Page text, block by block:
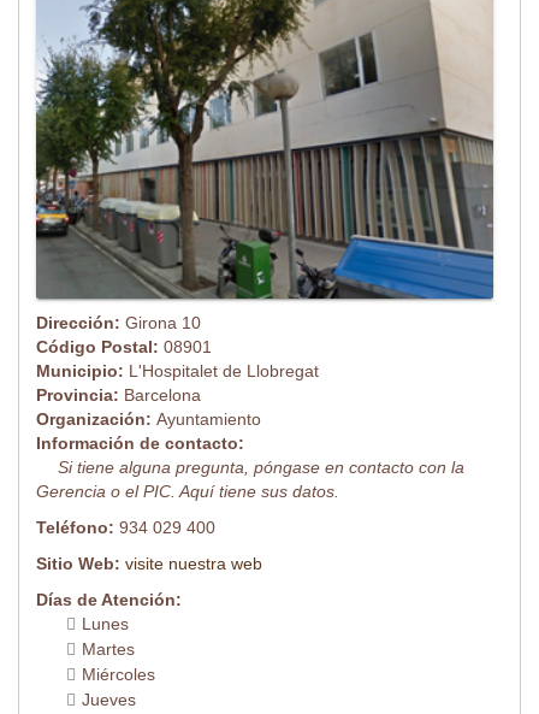
Dirección: Girona 10
Código Postal: 08901
Municipio: L'Hospitalet de Llobregat
Provincia: Barcelona
Organización: Ayuntamiento
Información de contacto:
Si tiene alguna pregunta, póngase en contacto con la
Gerencia o el PIC. Aquí tiene sus datos.
Teléfono: 934 029 400
Sitio Web: visite nuestra web
Días de Atención:
Lunes
Martes
Miércoles
Jueves